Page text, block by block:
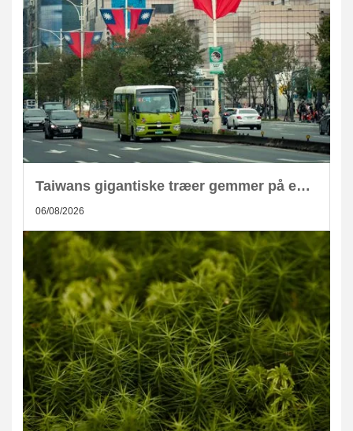
Taiwans gigantiske træer gemmer på enorm CO2-lagring
06/08/2026